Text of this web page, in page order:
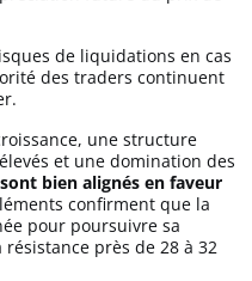
de liquidations en cas
des traders continuent
une structure
et une domination des
sont bien alignés en faveur
confirment que la
pour poursuivre sa
près de 28 à 32